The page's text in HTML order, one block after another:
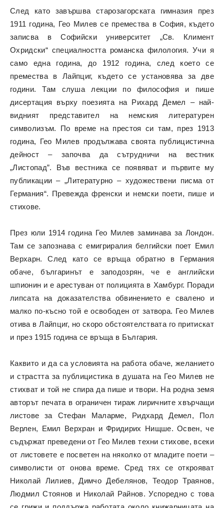
След като завършва старозагорската гимназия през
1911 година, Гео Милев се премества в София, където
записва в Софийски университет „Св. Климент
Охридски“ специалността романска филология. Учи я
само една година, до 1912 година, след което се
премества в Лайпциг, където се установява за две
години. Там слуша лекции по философия и пише
дисертация върху поезията на Рихард Демел – най-
видният представител на немския литературен
символизъм. По време на престоя си там, през 1913
година, Гео Милев продължава своята публицистична
дейност – започва да сътрудничи на вестник
„Листопад”. Във вестника се появяват и първите му
публикации – „Литературно – художествени писма от
Германия“. Превежда френски и немски поети, пише и
стихове.
През юли 1914 година Гео Милев заминава за Лондон.
Там се запознава с емигриралия белгийски поет Емил
Верхарн. След като се връща обратно в Германия
обаче, българинът е заподозрян, че е английски
шпионин и е арестуван от полицията в Хамбург. Поради
липсата на доказателства обвинението е свалено и
малко по-късно той е освободен от затвора. Гео Милев
отива в Лайпциг, но скоро обстоятелствата го притискат
и през 1915 година се връща в България.
Каквито и да са условията на работа обаче, желанието
и страстта за публицистика в душата на Гео Милев не
стихват и той не спира да пише и твори. На родна земя
авторът печата в ограничен тираж лиричните хвърчащи
листове за Стефан Маларме, Ридхард Демел, Пол
Верлен, Емил Верхран и Фридирих Нищше. Освен, че
съдържат преведени от Гео Милев техни стихове, всеки
от листовете е посветен на няколко от младите поети –
символисти от онова време. Сред тях се открояват
Николай Лилиев, Димчо Дебелянов, Теодор Траянов,
Людмил Стоянов и Николай Райнов. Успоредно с това